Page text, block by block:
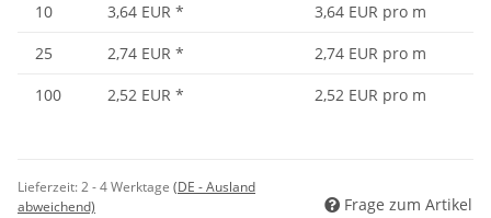
10 3,64 EUR *
3,64 EUR pro m
25
2,74 EUR *
2,74 EUR pro m
100
2,52 EUR * 2,52 EUR pro m
Lieferzeit:2 - 4 Werktage (DE - Ausland
abweichend)
Frage zum Artikel